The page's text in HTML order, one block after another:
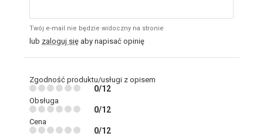
Twój e-mail nie będzie widoczny na stronie
lub zaloguj się aby napisać opinię
Zgodność produktu/usługi z opisem
0/12
Obsługa
0/12
Cena
0/12